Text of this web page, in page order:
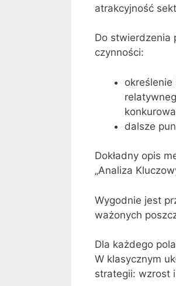
atrakcyjność
Do stwierdzenia
czynności:
określenie
dalsze
Dokładny opis
„Analiza
Wygodnie jest
ważonych
Dla każdego
W klasycznym
strategii: wzrost